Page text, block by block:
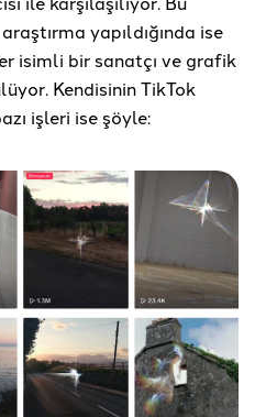
yapıldığında ise
isimli bir sanatçı ve grafik
Kendisinin TikTok
işleri ise şöyle: